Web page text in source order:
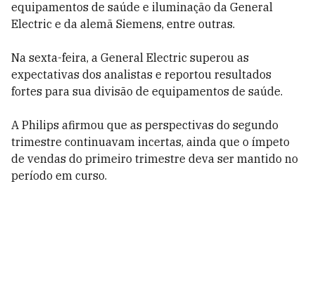
equipamentos de saúde e iluminação da General
Electric e da alemã Siemens, entre outras.
Na sexta-feira, a General Electric superou as
expectativas dos analistas e reportou resultados
fortes para sua divisão de equipamentos de saúde.
A Philips afirmou que as perspectivas do segundo
trimestre continuavam incertas, ainda que o ímpeto
de vendas do primeiro trimestre deva ser mantido no
período em curso.